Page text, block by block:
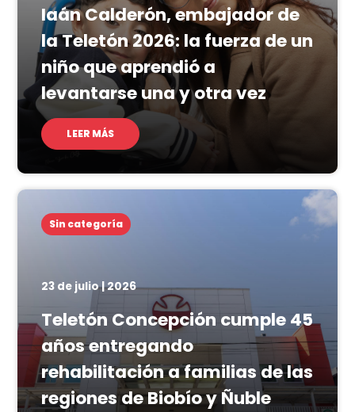
Iaán Calderón, embajador de
la Teletón 2026: la fuerza de un
niño que aprendió a
levantarse una y otra vez
LEER MÁS
Sin categoría
23 de julio | 2026
Teletón Concepción cumple 45
años entregando
rehabilitación a familias de las
regiones de Biobío y Ñuble